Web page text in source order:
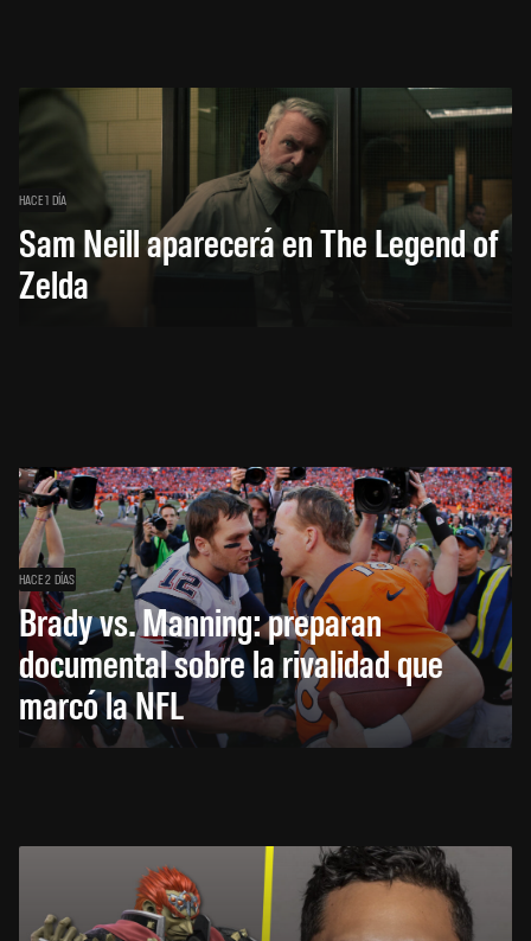
HACE 1 DÍA
Sam Neill aparecerá en The Legend of
Zelda
HACE 2 DÍAS
Brady vs. Manning: preparan
documental sobre la rivalidad que
marcó la NFL